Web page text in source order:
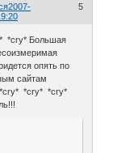
5
2007-
*cry* Большая
опять по
сайтам
*cry* *cry*